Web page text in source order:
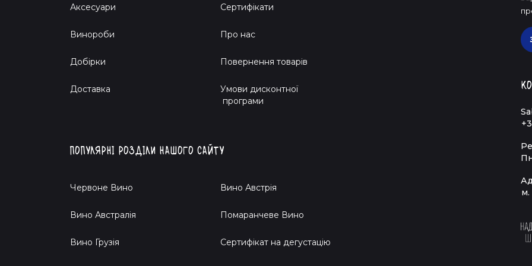
Аксесуари
Винороби
Добірки
Доставка
Сертифікати
Про нас
Повернення товарів
Умови дисконтної
програми
Популярні розділи нашого сайту
Червоне Вино
Вино Австралія
Вино Грузія
Вино Австрія
Помаранчеве Вино
Cертифікат на дегустацію
м.